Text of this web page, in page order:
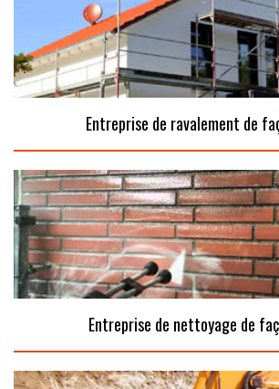
Entreprise de ravalement de
Entreprise de nettoyage de